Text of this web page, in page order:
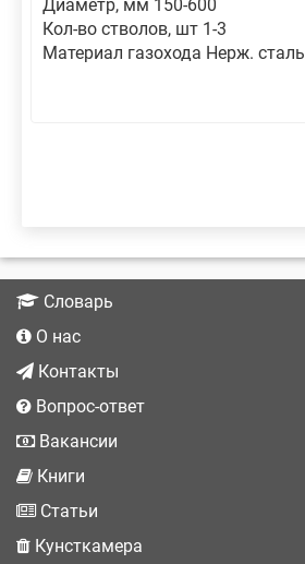
Диаметр, мм 150-600
Кол-во стволов, шт 1-3
Материал газохода Нерж. сталь
Словарь
О нас
Контакты
Вопрос-ответ
Вакансии
Книги
Статьи
Кунсткамера